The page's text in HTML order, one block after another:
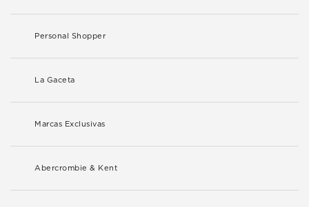
Personal Shopper
La Gaceta
Marcas Exclusivas
Abercrombie & Kent